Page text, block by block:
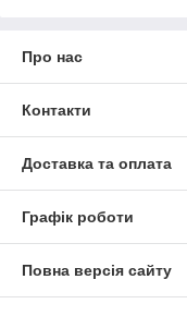
Про нас
Контакти
Доставка та оплата
Графік роботи
Повна версія сайту